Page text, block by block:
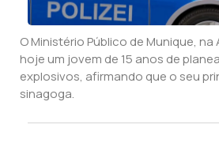
O Ministério Público de Munique,
hoje um jovem de 15 anos de
explosivos, afirmando que o seu
sinagoga.